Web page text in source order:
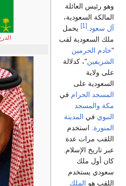
وهو رئيس العائلة
المالكة السعودية،
آل سعود [1]
يحمل
ملك السعودية لقب
"خادم الحرمين
الشريفين"، كدلالة
على ولاية
السعودية على
المسجد الحرام في
مكة والمسجد
النبوي في المدينة
المنورة . استخدم
اللقب مرات عدة
عبر تاريخ الإسلام.
كان أول ملك
سعودي يستخدم
اللقب هو الملك